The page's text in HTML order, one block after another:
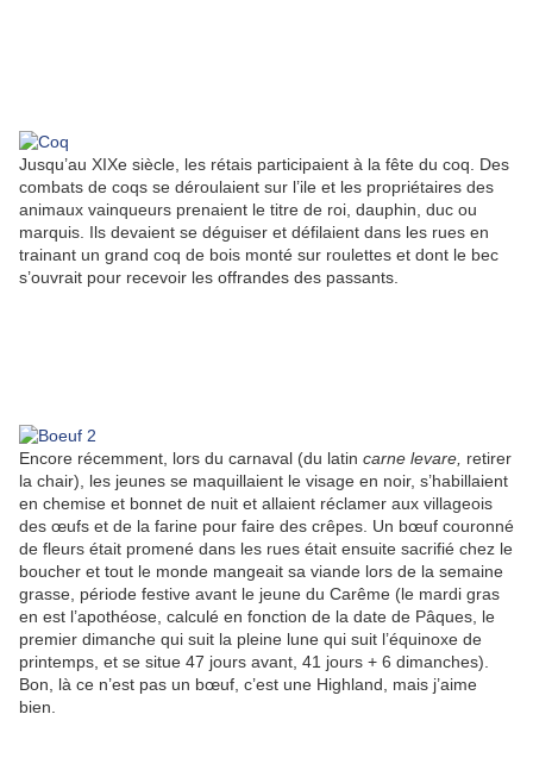
Jusqu’au XIXe siècle, les rétais participaient à la fête du coq. Des
combats de coqs se déroulaient sur l’ile et les propriétaires des
animaux vainqueurs prenaient le titre de roi, dauphin, duc ou
marquis. Ils devaient se déguiser et défilaient dans les rues en
trainant un grand coq de bois monté sur roulettes et dont le bec
s’ouvrait pour recevoir les offrandes des passants.
Encore récemment, lors du carnaval (du latin carne levare, retirer
la chair), les jeunes se maquillaient le visage en noir, s’habillaient
en chemise et bonnet de nuit et allaient réclamer aux villageois
des œufs et de la farine pour faire des crêpes. Un bœuf couronné
de fleurs était promené dans les rues était ensuite sacrifié chez le
boucher et tout le monde mangeait sa viande lors de la semaine
grasse, période festive avant le jeune du Carême (le mardi gras
en est l’apothéose, calculé en fonction de la date de Pâques, le
premier dimanche qui suit la pleine lune qui suit l’équinoxe de
printemps, et se situe 47 jours avant, 41 jours + 6 dimanches).
Bon, là ce n’est pas un bœuf, c’est une Highland, mais j’aime
bien.